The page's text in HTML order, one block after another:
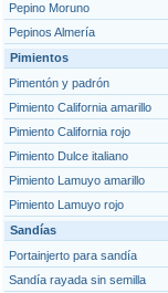
Pepino Moruno
Pepinos Almería
Pimientos
Pimentón y padrón
Pimiento California amarillo
Pimiento California rojo
Pimiento Dulce italiano
Pimiento Lamuyo amarillo
Pimiento Lamuyo rojo
Sandías
Portainjerto para sandía
Sandía rayada sin semilla